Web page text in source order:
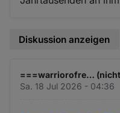
Diskussion anzeigen
===warriorofre…
Sa. 18 Jul 2026 - 04:36